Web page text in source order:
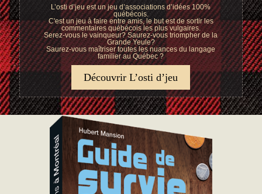
L’osti d’jeu est un jeu d’associations d’idées 100%
québécois.
C'est un jeu à faire entre amis, le but est de sortir les
commentaires québécois les plus vulgaires.
Serez-vous le vainqueur? Saurez-vous triompher de la
Grande Yeule?
Saurez-vous maîtriser toutes les nuances du langage
familier au Québec ?
Découvrir L’osti d’jeu